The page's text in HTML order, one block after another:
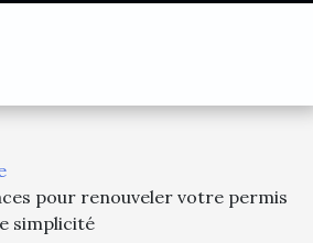
pour renouveler votre permis
simplicité